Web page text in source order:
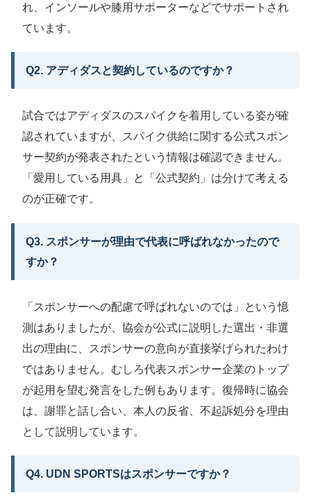
れ、インソールや膝用サポーターなどでサポートされ
ています。
Q2. アディダスと契約しているのですか？
試合ではアディダスのスパイクを着用している姿が確
認されていますが、スパイク供給に関する公式スポン
サー契約が発表されたという情報は確認できません。
「愛用している用具」と「公式契約」は分けて考える
のが正確です。
Q3. スポンサーが理由で代表に呼ばれなかったので
すか？
「スポンサーへの配慮で呼ばれないのでは」という憶
測はありましたが、協会が公式に説明した選出・非選
出の理由に、スポンサーの意向が直接挙げられたわけ
ではありません。むしろ代表スポンサー企業のトップ
が起用を望む発言をした例もあります。復帰時に協会
は、謝罪と話し合い、本人の反省、不起訴処分を理由
として説明しています。
Q4. UDN SPORTSはスポンサーですか？